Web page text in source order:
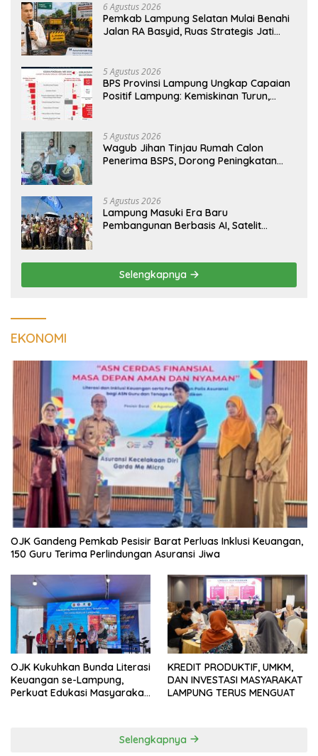
6 Agustus 2026
Pemkab Lampung Selatan Mulai Benahi
Jalan RA Basyid, Ruas Strategis Jati
5 Agustus 2026
BPS Provinsi Lampung Ungkap Capaian
Positif Lampung: Kemiskinan Turun,
5 Agustus 2026
Wagub Jihan Tinjau Rumah Calon
Penerima BSPS, Dorong Peningkatan
5 Agustus 2026
Lampung Masuki Era Baru
Pembangunan Berbasis AI, Satelit
Selengkapnya
EKONOMI
OJK Gandeng Pemkab Pesisir Barat Perluas Inklusi Keuangan,
150 Guru Terima Perlindungan Asuransi Jiwa
OJK Kukuhkan Bunda Literasi
Keuangan se-Lampung,
Perkuat Edukasi Masyarakat
KREDIT PRODUKTIF, UMKM,
DAN INVESTASI MASYARAKAT
LAMPUNG TERUS MENGUAT
Selengkapnya